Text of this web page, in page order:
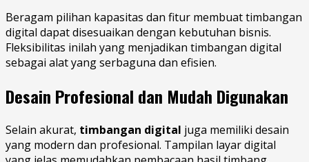
Beragam pilihan kapasitas dan fitur membuat timbangan
digital dapat disesuaikan dengan kebutuhan bisnis.
Fleksibilitas inilah yang menjadikan timbangan digital
sebagai alat yang serbaguna dan efisien.
Desain Profesional dan Mudah Digunakan
Selain akurat, timbangan digital juga memiliki desain
yang modern dan profesional. Tampilan layar digital